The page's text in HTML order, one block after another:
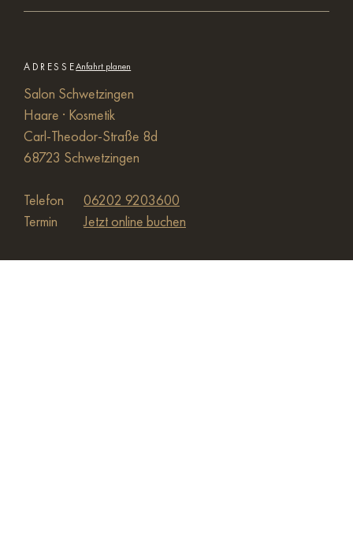
ADRESSEAnfahrt planen
Salon Schwetzingen
Haare · Kosmetik
Carl-Theodor-Straße 8d
68723 Schwetzingen
Telefon
06202 9203600
Termin
Jetzt online buchen